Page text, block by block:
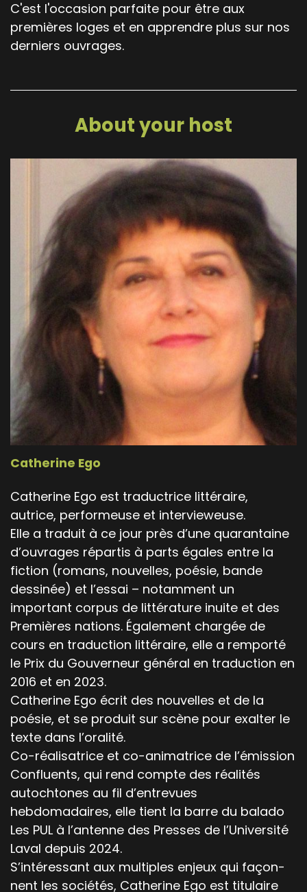
C'est l'occasion parfaite pour être aux
premières loges et en apprendre plus sur nos
derniers ouvrages.
About your host
Catherine Ego
Catherine Ego est traductrice littéraire,
autrice, performeuse et intervieweuse.
Elle a traduit à ce jour près d’une quarantaine
d’ouvrages répartis à parts égales entre la
fiction (romans, nouvelles, poésie, bande
dessinée) et l’essai – notamment un
important corpus de littérature inuite et des
Premières nations. Également chargée de
cours en traduction littéraire, elle a remporté
le Prix du Gou­verneur général en traduction en
2016 et en 2023.
Catherine Ego écrit des nou­velles et de la
poésie, et se pro­duit sur scène pour exalter le
texte dans l’oralité.
Co-réalisatrice et co-animatrice de l’émission
Confluents, qui rend compte des réalités
autochtones au fil d’entrevues
hebdomadaires, elle tient la barre du balado
Les PUL à l’antenne des Presses de l’Université
Laval depuis 2024.
S’intéressant aux mul­ti­ples enjeux qui façon­
nent les sociétés, Catherine Ego est tit­u­laire